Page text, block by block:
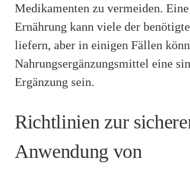
Medikamenten zu vermeiden. Eine
Ernährung kann viele der
liefern, aber in einigen Fällen
Nahrungsergänzungsmittel eine
Ergänzung sein.
Richtlinien zur
Anwendung von